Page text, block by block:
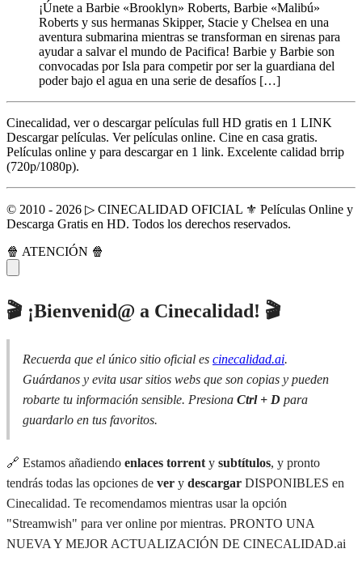
¡Únete a Barbie «Brooklyn» Roberts, Barbie «Malibú»
Roberts y sus hermanas Skipper, Stacie y Chelsea en una
aventura submarina mientras se transforman en sirenas para
ayudar a salvar el mundo de Pacifica! Barbie y Barbie son
convocadas por Isla para competir por ser la guardiana del
poder bajo el agua en una serie de desafíos […]
Cinecalidad, ver o descargar películas full HD gratis en 1 LINK
Descargar películas. Ver películas online. Cine en casa gratis.
Películas online y para descargar en 1 link. Excelente calidad brrip
(720p/1080p).
© 2010 - 2026 ▷ CINECALIDAD OFICIAL ⚜️ Películas Online y
Descarga Gratis en HD. Todos los derechos reservados.
🍿 ATENCIÓN 🍿
🎬 ¡Bienvenid@ a Cinecalidad! 🎬
Recuerda que el único sitio oficial es cinecalidad.ai.
Guárdanos y evita usar sitios webs que son copias y pueden
robarte tu información sensible. Presiona Ctrl + D para
guardarlo en tus favoritos.
🔗 Estamos añadiendo enlaces torrent y subtítulos, y pronto
tendrás todas las opciones de ver y descargar DISPONIBLES en
Cinecalidad. Te recomendamos mientras usar la opción
"Streamwish" para ver online por mientras. PRONTO UNA
NUEVA Y MEJOR ACTUALIZACIÓN DE CINECALIDAD.ai